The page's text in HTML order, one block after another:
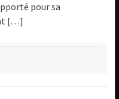
pour sa
[…]